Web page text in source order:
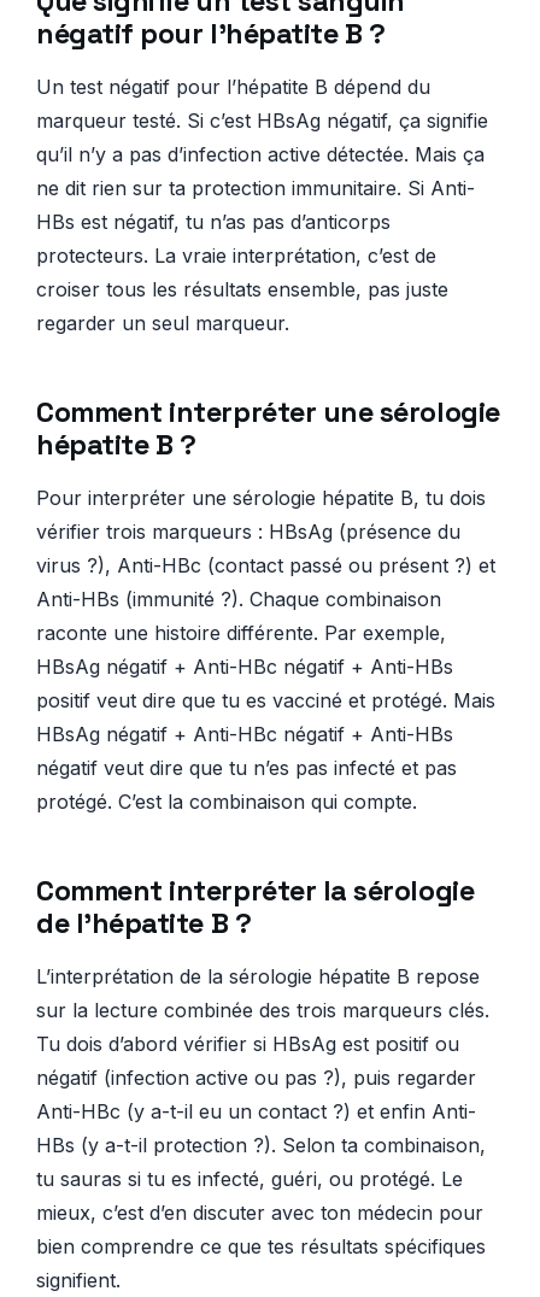
négatif pour l’hépatite B ?
Un test négatif pour l’hépatite B dépend du
marqueur testé. Si c’est HBsAg négatif, ça signifie
qu’il n’y a pas d’infection active détectée. Mais ça
ne dit rien sur ta protection immunitaire. Si Anti-
HBs est négatif, tu n’as pas d’anticorps
protecteurs. La vraie interprétation, c’est de
croiser tous les résultats ensemble, pas juste
regarder un seul marqueur.
Comment interpréter une sérologie
hépatite B ?
Pour interpréter une sérologie hépatite B, tu dois
vérifier trois marqueurs : HBsAg (présence du
virus ?), Anti-HBc (contact passé ou présent ?) et
Anti-HBs (immunité ?). Chaque combinaison
raconte une histoire différente. Par exemple,
HBsAg négatif + Anti-HBc négatif + Anti-HBs
positif veut dire que tu es vacciné et protégé. Mais
HBsAg négatif + Anti-HBc négatif + Anti-HBs
négatif veut dire que tu n’es pas infecté et pas
protégé. C’est la combinaison qui compte.
Comment interpréter la sérologie
de l’hépatite B ?
L’interprétation de la sérologie hépatite B repose
sur la lecture combinée des trois marqueurs clés.
Tu dois d’abord vérifier si HBsAg est positif ou
négatif (infection active ou pas ?), puis regarder
Anti-HBc (y a-t-il eu un contact ?) et enfin Anti-
HBs (y a-t-il protection ?). Selon ta combinaison,
tu sauras si tu es infecté, guéri, ou protégé. Le
mieux, c’est d’en discuter avec ton médecin pour
bien comprendre ce que tes résultats spécifiques
signifient.